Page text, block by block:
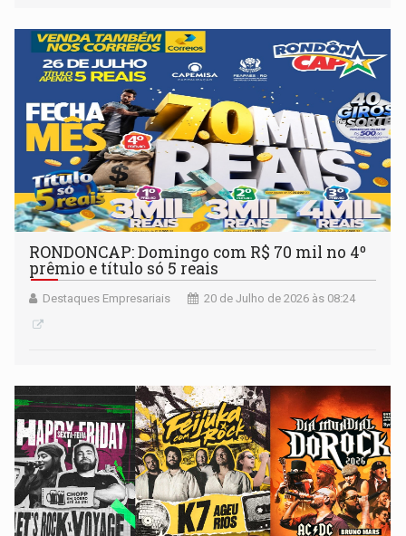
RONDONCAP: Domingo com R$ 70 mil no 4º
prêmio e título só 5 reais
Destaques Empresariais 20 de Julho de 2026 às 08:24